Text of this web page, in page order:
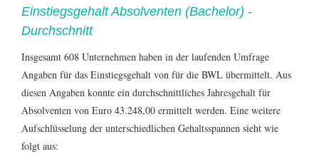
Einstiegsgehalt Absolventen (Bachelor) -
Durchschnitt
Insgesamt 608 Unternehmen haben in der laufenden Umfrage
Angaben für das Einstiegsgehalt von für die BWL übermittelt. Aus
diesen Angaben konnte ein durchschnittliches Jahresgehalt für
Absolventen von Euro 43.248,00 ermittelt werden. Eine weitere
Aufschlüsselung der unterschiedlichen Gehaltsspannen sieht wie
folgt aus: